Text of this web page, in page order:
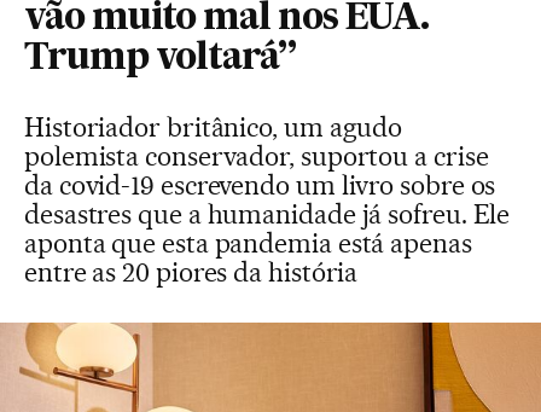
vão muito mal nos EUA.
Trump voltará”
Historiador britânico, um agudo
polemista conservador, suportou a crise
da covid-19 escrevendo um livro sobre os
desastres que a humanidade já sofreu. Ele
aponta que esta pandemia está apenas
entre as 20 piores da história